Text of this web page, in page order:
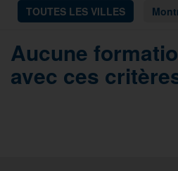
TOUTES LES VILLES
Aucune
avec ces